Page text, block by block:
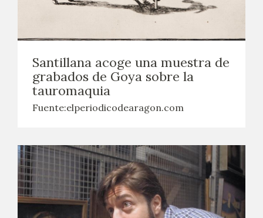
Santillana acoge una muestra de
grabados de Goya sobre la
tauromaquia
Fuente:elperiodicodearagon.com